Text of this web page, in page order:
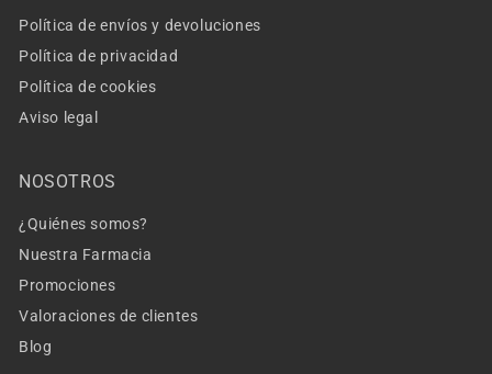
Política de envíos y devoluciones
Política de privacidad
Política de cookies
Aviso legal
NOSOTROS
¿Quiénes somos?
Nuestra Farmacia
Promociones
Valoraciones de clientes
Blog